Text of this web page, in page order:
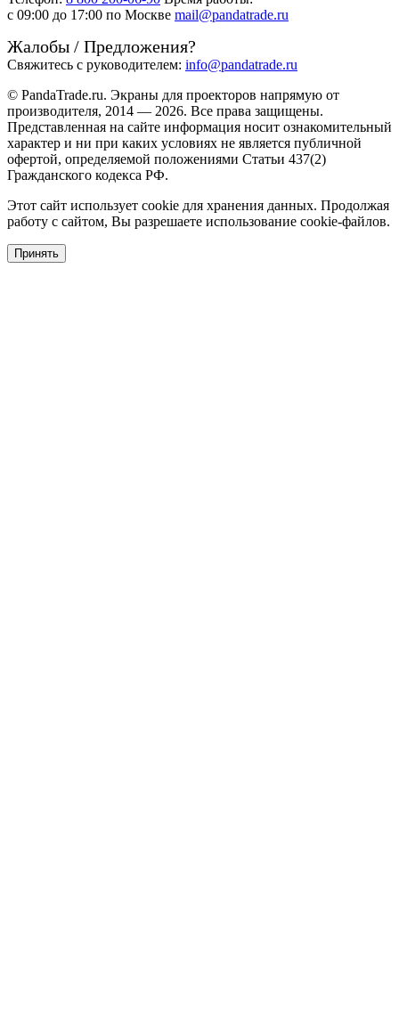
c 09:00 до 17:00 по Москве mail@pandatrade.ru
Жалобы / Предложения?
Свяжитесь с руководителем: info@pandatrade.ru
© PandaTrade.ru. Экраны для проекторов напрямую от
производителя, 2014 — 2026. Все права защищены.
Представленная на сайте информация носит ознакомительный
характер и ни при каких условиях не является публичной
офертой, определяемой положениями Статьи 437(2)
Гражданского кодекса РФ.
Этот сайт использует cookie для хранения данных. Продолжая
работу с сайтом, Вы разрешаете использование cookie-файлов.
Принять